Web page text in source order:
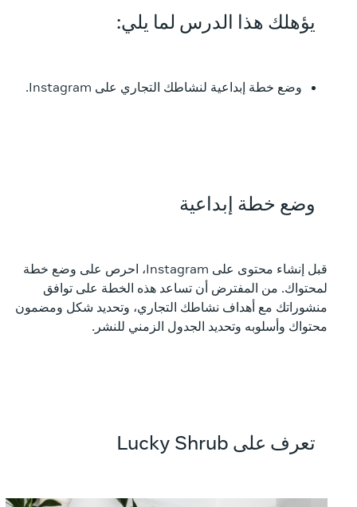
يؤهلك هذا الدرس لما يلي:
وضع خطة إبداعية لنشاطك التجاري على Instagram.
وضع خطة إبداعية
قبل إنشاء محتوى على Instagram، احرص على وضع خطة
لمحتواك. من المفترض أن تساعد هذه الخطة على توافق
منشوراتك مع أهداف نشاطك التجاري، وتحديد شكل ومضمون
محتواك وأسلوبه وتحديد الجدول الزمني للنشر.
تعرف على Lucky Shrub